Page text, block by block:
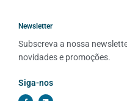
Newsletter
Subscreva a nossa
novidades e promoções.
Siga-nos